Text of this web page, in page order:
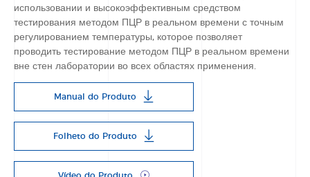
использовании и высокоэффективным средством
тестирования методом ПЦР в реальном времени с точным
регулированием температуры, которое позволяет
проводить тестирование методом ПЦР в реальном времени
вне стен лаборатории во всех областях применения.
Manual do Produto
Folheto do Produto
Vídeo do Produto